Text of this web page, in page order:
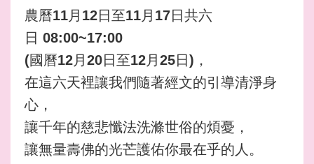
農曆11月12日至11月17日共六
日 08:00~17:00
(國曆12月20日至12月25日)，
在這六天裡讓我們隨著經文的引導清淨身
心，
讓千年的慈悲懺法洗滌世俗的煩憂，
讓無量壽佛的光芒護佑你最在乎的人。